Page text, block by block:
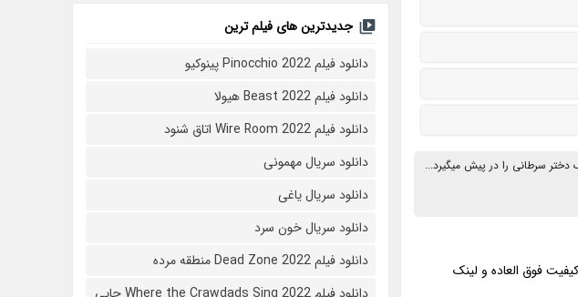
سرطانی را در پیش میگیرد...
کیفیت فوق العاده و لینک
جدیدترین های فیلم ترین
دانلود فیلم Pinocchio 2022 پینوکیو
دانلود فیلم Beast 2022 هیولا
دانلود فیلم Wire Room 2022 اتاق شنود
دانلود سریال مهمونی
دانلود سریال یاغی
دانلود سریال خون سرد
دانلود فیلم 2022 Dead Zone منطقه مرده